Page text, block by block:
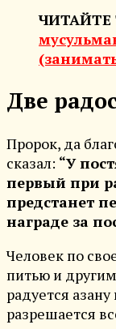
ЧИТАЙТЕ
Две
Пророк, да
сказал: “У
первый при
предстанет
награде за
Человек по
питью и
радуется
разрешается